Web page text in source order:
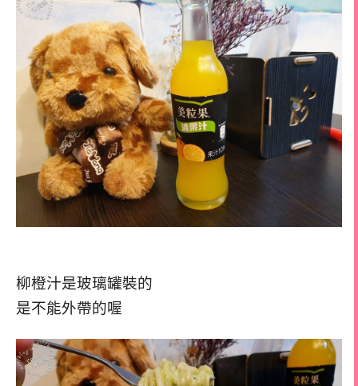
柳橙汁是玻璃罐裝的
是不能外帶的喔